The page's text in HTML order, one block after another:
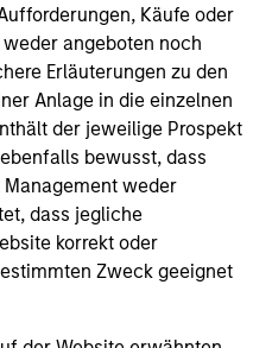
Käufe oder
angeboten noch
Erläuterungen zu den
Anlage in die einzelnen
der jeweilige Prospekt
bewusst, dass
weder
dass jegliche
korrekt oder
Zweck geeignet